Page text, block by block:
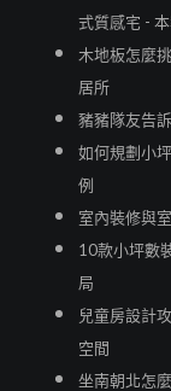
式質感宅 -
木地板怎麼
居所
豬豬隊友告
如何規劃小
例
室內裝修與
10款小坪數
局
兒童房設計
空間
坐南朝北怎